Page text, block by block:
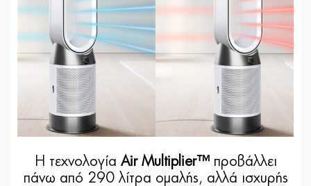
Η τεχνολογία Air Multiplier™προβάλλει
πάνω από 290 λίτρα ομαλής, αλλά ισχυρής